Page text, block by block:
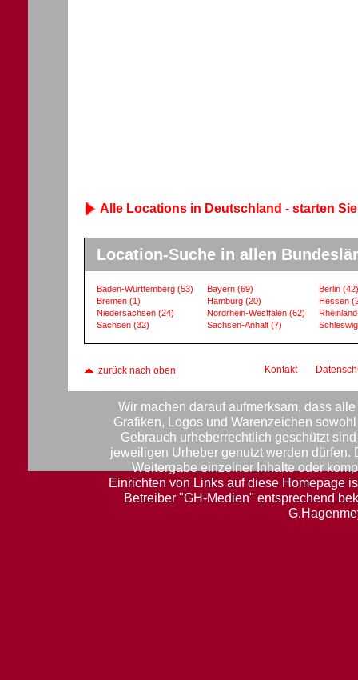
Alle Locations in Deutschland - starten
Location-Suche in allen
Baden-Württemberg (53) Bayern (69) Berlin (42)
Bremen (1) Hamburg (20) Hessen
Niedersachsen (24) Nordrhein-Westfalen (62)
Sachsen (32) Sachsen-Anhalt (7)
zurück nach oben Kontakt
Wir machen darauf aufmerksam, dass
Grafiken, Logos und Warenzeichen
Gebrauch urheberrechtlich geschützt
jeweiligen Urheber genutzt werden
Weitergabe einzelner Inhalte oder
Einrichten von Links auf diese Homepage
Betreiber "GH-Medien" entsprechend